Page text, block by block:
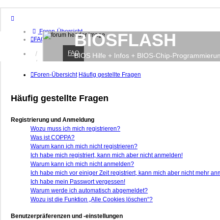
Foren-Übersicht
FAQ
Anmelden
Registrieren
BIOSFLASH
BIOS Hilfe + Infos + BIOS-Chip-
FAQ
Foren-Übersicht Häufig gestellte Fragen
Häufig gestellte Fragen
Registrierung und Anmeldung
Wozu muss ich mich registrieren?
Was ist COPPA?
Warum kann ich mich nicht registrieren?
Ich habe mich registriert, kann mich aber nicht anmelden!
Warum kann ich mich nicht anmelden?
Ich habe mich vor einiger Zeit registriert, kann mich aber nicht mehr
Ich habe mein Passwort vergessen!
Warum werde ich automatisch abgemeldet?
Wozu ist die Funktion „Alle Cookies löschen“?
Benutzerpräferenzen und -einstellungen